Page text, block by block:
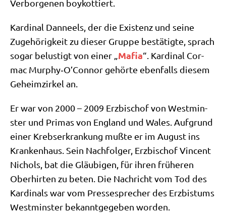
Ver­bor­ge­nen boykottiert.
Kar­di­nal Dan­neels, der die Exi­stenz und sei­ne
Zuge­hö­rig­keit zu die­ser Grup­pe bestä­tig­te, sprach
sogar belu­stigt von einer „ Mafia“. Kar­di­nal Cor­
mac Murphy‑O’Connor gehör­te eben­falls die­sem
Geheim­zir­kel an.
Er war von 2000 – 2009 Erz­bi­schof von West­min­
ster und Pri­mas von Eng­land und Wales. Auf­grund
einer Krebs­er­kran­kung muß­te er im August ins
Kran­ken­haus. Sein Nach­fol­ger, Erz­bi­schof Vin­cent
Nichols, bat die Gläu­bi­gen, für ihren frü­he­ren
Ober­hir­ten zu beten. Die Nach­richt vom Tod des
Kar­di­nals war vom Pres­se­spre­cher des Erz­bis­tums
West­min­ster bekannt­ge­ge­ben worden.